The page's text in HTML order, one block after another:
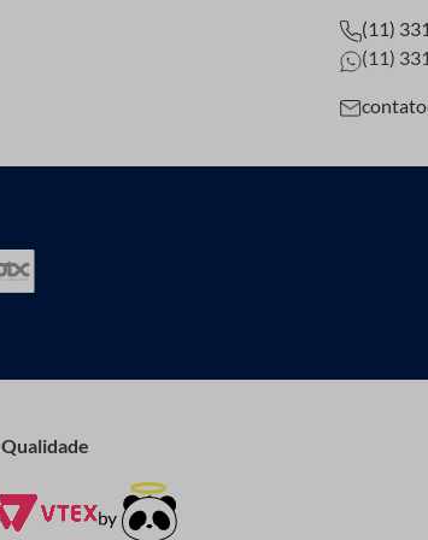
(11)
(11)
Qualidade